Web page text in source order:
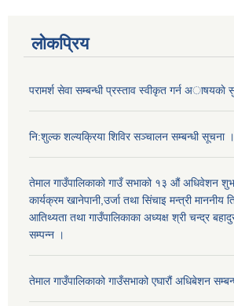
लोकप्रिय
परामर्श सेवा सम्बन्धी प्रस्ताव स्वीकृत गर्न अाषयकाे
नि:शुल्क शल्यक्रिया शिविर सञ्चालन सम्बन्धी सूचना ।
तेमाल गाउँपालिकाको गाउँ सभाको १३ औं अधिवेशन
कार्यक्रम खानेपानी,उर्जा तथा सिंचाइ मन्त्री माननीय
आतिथ्यता तथा गाउँपालिकाका अध्यक्ष श्री चन्द्र
सम्पन्न ।
तेमाल गाउँपालिकाको गाउँसभाको एघारौं अधिबेशन